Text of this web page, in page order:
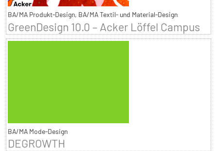
BA/MA Produkt-Design, BA/MA Textil- und Material-Design
GreenDesign 10.0 – Acker Löffel Campus
BA/MA Mode-Design
DEGROWTH